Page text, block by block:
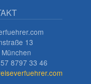
13
8797 33 46